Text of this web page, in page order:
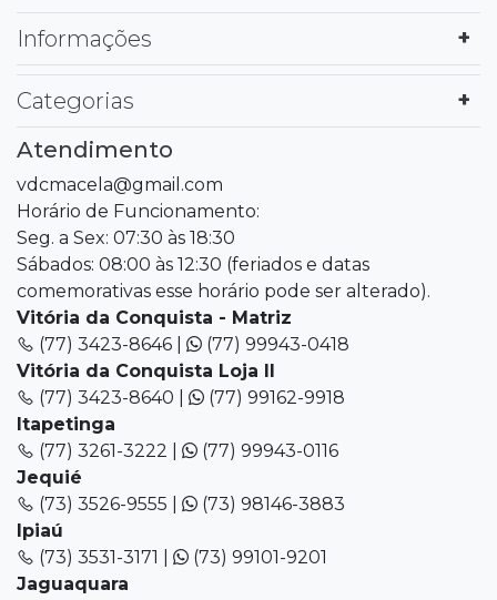
Informações
Categorias
Atendimento
vdcmacela@gmail.com
Horário de Funcionamento:
Seg. a Sex: 07:30 às 18:30
Sábados: 08:00 às 12:30 (feriados e datas
comemorativas esse horário pode ser alterado).
Vitória da Conquista - Matriz
(77) 3423-8646 |
(77) 99943-0418
Vitória da Conquista Loja II
(77) 3423-8640 |
(77) 99162-9918
Itapetinga
(77) 3261-3222 |
(77) 99943-0116
Jequié
(73) 3526-9555 |
(73) 98146-3883
Ipiaú
(73) 3531-3171 |
(73) 99101-9201
Jaguaquara